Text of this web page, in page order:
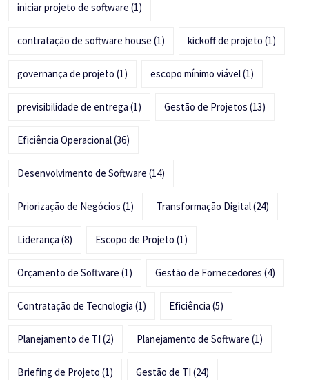
iniciar projeto de software (1)
contratação de software house (1) kickoff de projeto (1)
governança de projeto (1) escopo mínimo viável(1)
previsibilidade de entrega (1) Gestão de Projetos (13)
Eficiência Operacional(36)
Desenvolvimento de Software (14)
Priorização de Negócios (1) Transformação Digital(24)
Liderança (8) Escopo de Projeto (1)
Orçamento de Software (1) Gestão de Fornecedores (4)
Contratação de Tecnologia (1) Eficiência (5)
Planejamento de TI (2) Planejamento de Software (1)
Briefing de Projeto (1) Gestão de TI (24)